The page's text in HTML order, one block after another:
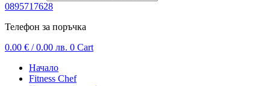
0895717628
Телефон за поръчка
0.00 € / 0.00 лв. 0 Cart
Начало
Fitness Chef